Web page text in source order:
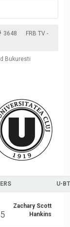
3648
FRB TV -
Bukuresti
16
U-
Zachary Scott
Hankins